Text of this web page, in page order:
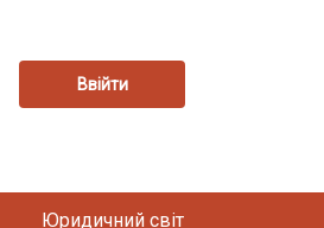
Ввійти
Юридичний світ